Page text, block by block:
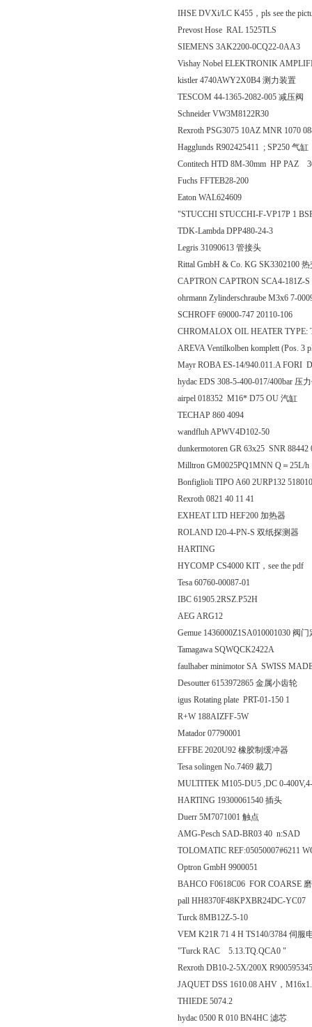
IHSE DVXi/LC K455，pls see the
Prevost Hose RAL 1525TLS
SIEMENS 3AK2200-0CQ22-0AA3
Vishay Nobel ELEKTRONIK
kistler 4740AWY2X0B4 测力装置
TESCOM 44-1365-2082-005 减压阀
Schneider VW3M8122R30
Rexroth PSG3075 10AZ MNR 1070
Hagglunds R902425411 ; SP250 气缸
Contitech HTD 8M-30mm HP PAZ
Fuchs FFTEB28-200
Eaton WAL624609
"STUCCHI STUCCHI-F-VP17P 1
TDK-Lambda DPP480-24-3
Legris 31090613 管接头
Rittal GmbH & Co. KG SK3302100
CAPTRON CAPTRON SCA4-181Z-
ohrmann Zylinderschraube M3x6 7-
SCHROFF 69000-747 20110-106
CHROMALOX OIL HEATER TYPE:
AREVA Ventilkolben komplett (Pos. 3
Mayr ROBA ES-14/940.011.A FORI
hydac EDS 308-5-400-017/400bar 压
airpel 018352 M16* D75 OU 汽缸
TECHAP 860 4094
wandfluh APWV4D102-50
dunkermotoren GR 63x25 SNR
Milltron GM0025PQ1MNN Q＝25L/
Bonfiglioli TIPO A60 2URP132
Rexroth 0821 40 11 41
EXHEAT LTD HEF200 加热器
ROLAND I20-4-PN-S 双纸探测器
HARTING
HYCOMP CS4000 KIT，see the pdf
Tesa 60760-00087-01
IBC 61905.2RSZ.P52H
AEG ARG12
Gemue 1436000Z1SA010001030 阀
Tamagawa SQWQCK2422A
faulhaber minimotor SA SWISS
Desoutter 6153972865 金属小齿轮
igus Rotating plate PRT-01-150 1
R+W 188AIZFF-5W
Matador 07790001
EFFBE 2020U92 橡胶制缓冲器
Tesa solingen No.7469 裁刀
MULTITEK M105-DU5 ,DC 0-
HARTING 19300061540 插头
Duerr 5M7071001 触点
AMG-Pesch SAD-BR03 40 n:SAD
TOLOMATIC REF:05050007#6211
Optron GmbH 9900051
BAHCO F0618C06 FOR COARSE
pall HH8370F48KPXBR24DC-YC07
Turck 8MB12Z-5-10
VEM K21R 71 4 H TS140/3784 伺服
"Turck RAC 5.13.TQ.QCA0 "
Rexroth DB10-2-5X/200X
JAQUET DSS 1610.08 AHV，
THIEDE 5074.2
hydac 0500 R 010 BN4HC 滤芯